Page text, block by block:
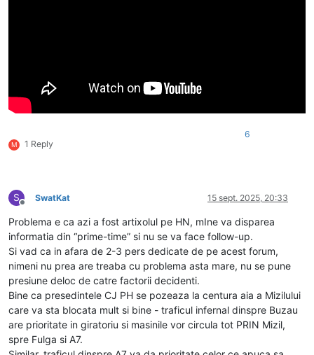
M 1 Reply
6
S
Deconectat
SwatKat 15 sept. 2025, 20:33
Problema e ca azi a fost artixolul pe HN, mIne va disparea
informatia din “prime-time” si nu se va face follow-up.
Si vad ca in afara de 2-3 pers dedicate de pe acest forum,
nimeni nu prea are treaba cu problema asta mare, nu se pune
presiune deloc de catre factorii decidenti.
Bine ca presedintele CJ PH se pozeaza la centura aia a Mizilului
care va sta blocata mult si bine - traficul infernal dinspre Buzau
are prioritate in giratoriu si masinile vor circula tot PRIN Mizil,
spre Fulga si A7.